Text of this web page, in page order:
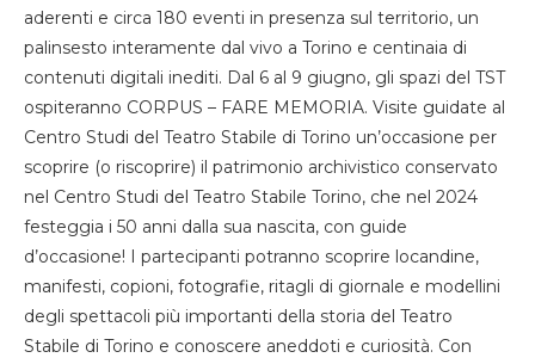
aderenti e circa 180 eventi in presenza sul territorio, un
palinsesto interamente dal vivo a Torino e centinaia di
contenuti digitali inediti. Dal 6 al 9 giugno, gli spazi del TST
ospiteranno CORPUS – FARE MEMORIA. Visite guidate al
Centro Studi del Teatro Stabile di Torino un’occasione per
scoprire (o riscoprire) il patrimonio archivistico conservato
nel Centro Studi del Teatro Stabile Torino, che nel 2024
festeggia i 50 anni dalla sua nascita, con guide
d’occasione! I partecipanti potranno scoprire locandine,
manifesti, copioni, fotografie, ritagli di giornale e modellini
degli spettacoli più importanti della storia del Teatro
Stabile di Torino e conoscere aneddoti e curiosità. Con